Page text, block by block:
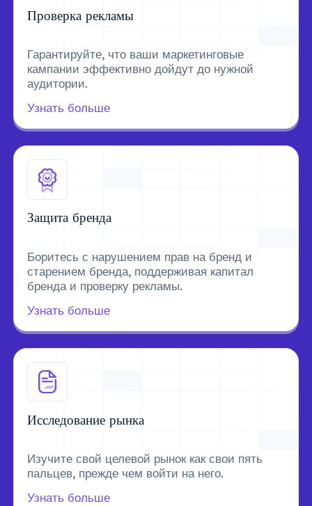
Проверка рекламы
Гарантируйте, что ваши маркетинговые
кампании эффективно дойдут до нужной
аудитории.
Узнать больше
Защита бренда
Боритесь с нарушением прав на бренд и
старением бренда, поддерживая капитал
бренда и проверку рекламы.
Узнать больше
Исследование рынка
Изучите свой целевой рынок как свои пять
пальцев, прежде чем войти на него.
Узнать больше